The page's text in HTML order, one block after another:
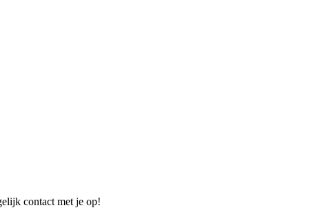
contact met je op!